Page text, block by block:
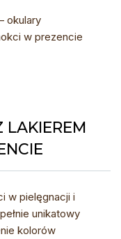
okulary
w prezencie
LAKIEREM
w pielęgnacji i
unikatowy
kolorów